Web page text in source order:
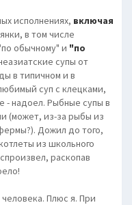
исполнениях, включая
в том числе
обычному" и "по
супы от
в типичном и в
суп с клецками,
- надоел. Рыбные супы в
(может, из-за рыбы из
Дожил до того,
из школьного
раскопав
Плюс я. При